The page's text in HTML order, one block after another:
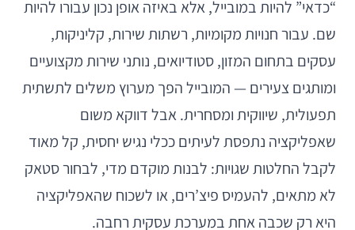
“כדאי” להיות במובייל, אלא באיזה אופן נכון עבורו להיות
שם. עבור חנויות מקומיות, רשתות שירות, קליניקות,
עסקים בתחום המזון, סטודיואים, נותני שירות מקצועיים
ומותגים צעירים — המובייל הפך מערוץ משלים לתשתית
תפעולית, שיווקית ומסחרית. אבל דווקא משום
שאפליקציה נתפסת לעיתים ככלי נגיש יחסית, קל מאוד
לקבל החלטות שגויות: לבנות מוקדם מדי, לבחור סטאק
לא מתאים, להעמיס פיצ’רים, או לשכוח שהאפליקציה
היא רק שכבה אחת במערכת עסקית רחבה.